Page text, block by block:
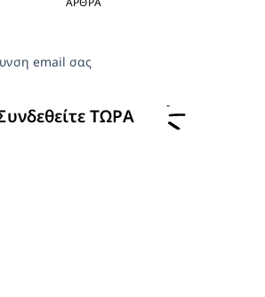
email σας
ΤΩΡΑ